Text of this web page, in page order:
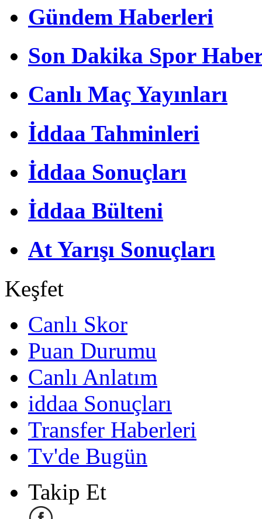
Gündem Haberleri
Son Dakika Spor
Canlı Maç Yayınları
İddaa Tahminleri
İddaa Sonuçları
İddaa Bülteni
At Yarışı Sonuçları
Keşfet
Canlı Skor
Puan Durumu
Canlı Anlatım
iddaa Sonuçları
Transfer Haberleri
Tv'de Bugün
Takip Et